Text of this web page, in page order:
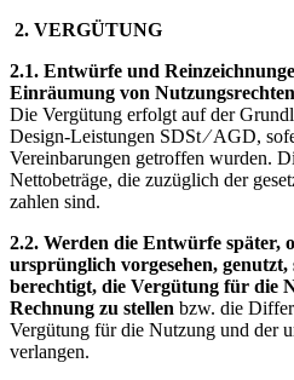
2. VERGÜTUNG
2.1. Entwürfe und
Einräumung von
Die Vergütung erfolgt auf der
Design-Leistungen SDSt ⁄ AGD,
Vereinbarungen getroffen wurden.
Nettobeträge, die zuzüglich der
zahlen sind.
2.2. Werden die Entwürfe später,
ursprünglich vorgesehen, genutzt,
berechtigt, die Vergütung für die
Rechnung zu stellen bzw. die
Vergütung für die Nutzung und der
verlangen.